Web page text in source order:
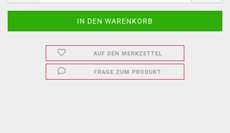
AUF DEN MERKZETTEL
FRAGE ZUM PRODUKT